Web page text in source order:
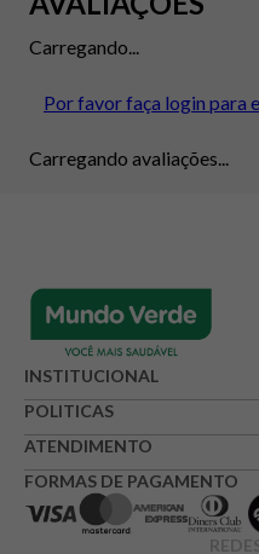
Carregando...
Por favor faça login para
Carregando avaliações...
INSTITUCIONAL
POLITICAS
ATENDIMENTO
FORMAS DE PAGAMENTO